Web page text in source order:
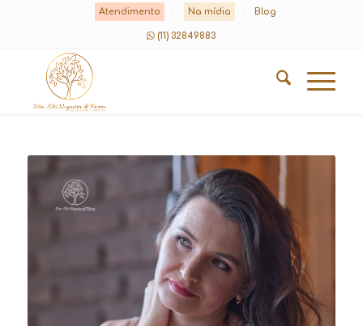
Atendimento Na mídia Blog
(11) 32849883